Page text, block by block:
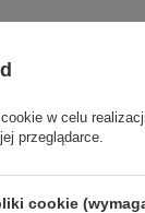
za ten
w celu
przeglądarce.
cookie